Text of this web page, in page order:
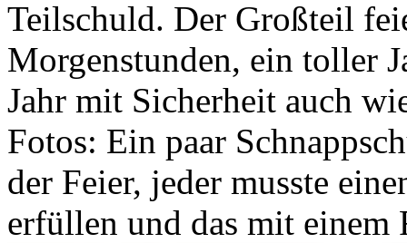
Teilschuld. Der Großteil
Morgenstunden, ein toller
Jahr mit Sicherheit auch
Fotos: Ein paar
der Feier, jeder musste
erfüllen und das mit einem